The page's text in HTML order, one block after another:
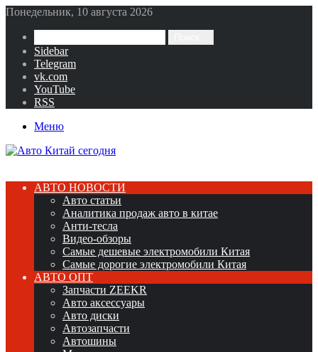
Понедельник, 10 августа 2026
Sidebar
Telegram
vk.com
YouTube
RSS
Меню
АВТО НОВОСТИ
Авто статьи
Аналитика продаж авто в китае
Анти-тесла
Видео-обзоры
Самые дешевые электромобили Китая
Самые дорогие электромобили Китая
АВТО ОПТ
Запчасти ZEEKR
Авто аксессуары
Авто диски
Автозапчасти
Автошины